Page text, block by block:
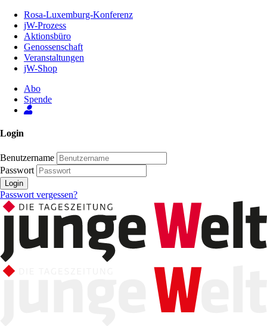
Inhalt
Seite
Rosa-Luxemburg-Konferenz
jW-Prozess
Aktionsbüro
Genossenschaft
Veranstaltungen
jW-Shop
Abo
Spende
Login
Benutzername
Passwort
Login
Passwort vergessen?